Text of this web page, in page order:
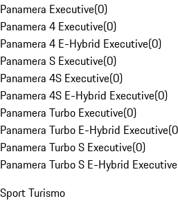
Panamera Executive(0)
Panamera 4 Executive(0)
Panamera 4 E-Hybrid Executive(0)
Panamera S Executive(0)
Panamera 4S Executive(0)
Panamera 4S E-Hybrid Executive(0)
Panamera Turbo Executive(0)
Panamera Turbo E-Hybrid Executive(0
Panamera Turbo S Executive(0)
Panamera Turbo S E-Hybrid Executive
Sport Turismo